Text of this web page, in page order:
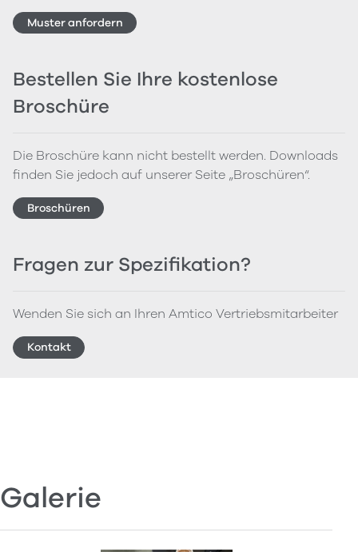
Muster anfordern
Bestellen Sie Ihre kostenlose
Broschüre
Die Broschüre kann nicht bestellt werden. Downloads
finden Sie jedoch auf unserer Seite „Broschüren“.
Broschüren
Fragen zur Spezifikation?
Wenden Sie sich an Ihren Amtico Vertriebsmitarbeiter
Kontakt
Galerie